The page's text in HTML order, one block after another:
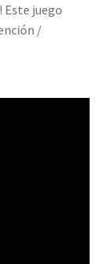
Este juego
/